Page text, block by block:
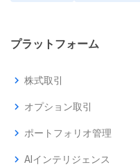
プラットフォーム
chevron_right 株式取引
chevron_right オプション取引
chevron_right ポートフォリオ管理
chevron_right AIインテリジェンス